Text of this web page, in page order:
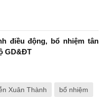
điều động, bổ nhiệm tân
GD&ĐT
Xuân Thành bổ nhiệm